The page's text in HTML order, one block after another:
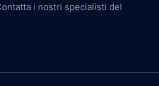
i nostri specialisti del